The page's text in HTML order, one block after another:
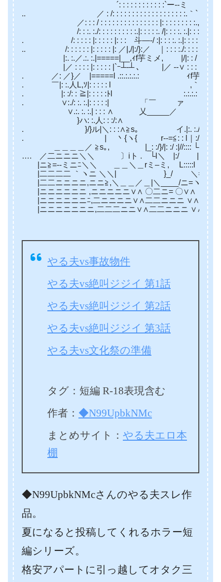
´: : : : : : : : : : : :`ー‐-ミ
.. ／ : /: : : : : : : : : : : : : : : : : : :.｀`丶、
／: : : / : : : : : : : : : : : : : : : |: : : : : : : : :.,
/: : :. :./: : : : : : : : : :.|: : : : :. /|: : : :. :.|: : : : ,
. /: : : : : |: : : : : |: : : 斗—-/ :|: : : :. :.|: : : : :.,
.. /: : : : : : |: : : : : |: ／|,/|:/}:／ ｜: : : :./: : : : : :,
|:. :.／.:. :.|=====|__,ｨf芋ミメ, |/|: : /ヽ: : : :
|／ : : : : |: : : : : |`ｰ┴‐┴ ､ |／ -‐∨ : : : ,
. ／: ／}／ |=====l .::.:.:.:.: ｨf芋ミ,}: : :
. ￣|: :.人L,ｿ|: : : : : l ,｀`く ノ}/}
. |: :/: : ≧|: : : : :ﾄl :.:.:.: |==|ヽ
. ∨:./: :. :.|: : : : :| 「￣ ァ |: : |: :.
∨.:. :. :.| : : : ∧ 乂_____／ ﾉ: :/
}ハ: :.人: : :/:∧ ／|／
. }/}ル|＼: : :∧≧s｡ イ.|:. :.//:::::/ /
. | 丶{ヽ{ r‐‐=≦: : l｜://:::::/ /
＿＿＿＿／ ≧s｡, |_: :/}/|: :/ :|//:::: └‐┐___
…. ／二ニニニ＼＼ 〕iト . └l＼ |:/ |:::
|ニ≧=‐-ミニﾆ＼＼ ＿＿＼＿rミ–ミ, L:::::l r‐┘:::r
|二二二二 ｀ヽニ ＼＼| }_/ ＼=ミ,
|二二ニニニニ,ニニ≧,＼＿＿／＿|＼____/ニ=
|ニニニニニニ ,ニニニニニ∨∧ 〇二ニ= 〇∨∧ ￣
|ニニニニニニﾆ,二ニニニニ∨∧二二ニニニ
|ニニニニニニニ,二二二ニニ∨∧二二ニニニ ∨∧
やる夫vs事故物件
やる夫vs絶叫ジジイ 第1話
やる夫vs絶叫ジジイ 第2話
やる夫vs絶叫ジジイ 第3話
やる夫vs文化祭の準備
タグ：短編 R-18表現含む
作者： ◆N99UpbkNMc
まとめサイト： やる夫エロ本
棚
◆N99UpbkNMcさんのやる夫スレ作
品。
夏になると投稿してくれるホラー短
編シリーズ。
格安アパートに引っ越してオタク三